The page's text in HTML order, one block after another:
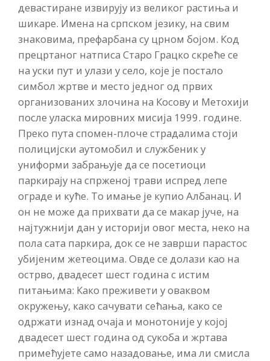
девастиране извирују из великог растиња и
шикаре. Имена на српском језику, на свим
знаковима, префарбана су црном бојом. Код
прецртаног натписа Старо Грацко скреће се
на уски пут и улази у село, које је постало
симбол жртве и место једног од првих
организованих злочина на Косову и Метохији
после уласка мировних мисија 1999. године.
Преко пута спомен-плоче страдалима стоји
полицијски аутомобил и службеник у
униформи забрањује да се посетиоци
паркирају на спрженој трави испред лепе
ограде и куће. То имање је купио Албанац. И
он не може да прихвати да се макар јуче, на
најтужнији дан у историји овог места, неко на
пола сата паркира, док се не заврши парастос
убијеним жетеоцима. Овде се долази као на
острво, двадесет шест година с истим
питањима: Како преживети у оваквом
окружењу, како сачувати сећања, како се
одржати изнад очаја и монотоније у којој
двадесет шест година од сукоба и жртава
примећујете само назадовање, има ли смисла